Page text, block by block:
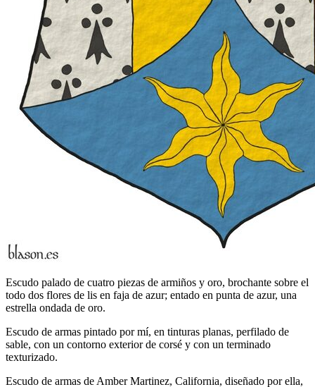
Escudo palado de cuatro piezas de armiños y oro, brochante sobre el
todo dos flores de lis en faja de azur; entado en punta de azur, una
estrella ondada de oro.
Escudo de armas pintado por mí, en tinturas planas, perfilado de
sable, con un contorno exterior de corsé y con un terminado
texturizado.
Escudo de armas de Amber Martinez, California, diseñado por ella,